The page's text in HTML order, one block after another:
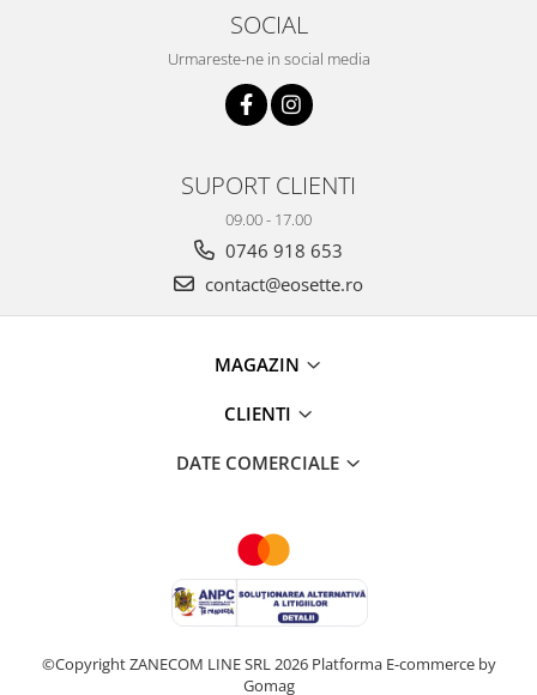
SOCIAL
Urmareste-ne in social media
SUPORT CLIENTI
09.00 - 17.00
0746 918 653
contact@eosette.ro
MAGAZIN
CLIENTI
DATE COMERCIALE
©Copyright ZANECOM LINE SRL 2026 Platforma E-commerce by
Gomag